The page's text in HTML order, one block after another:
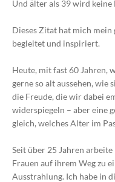
Und älter als 39 wird
Dieses Zitat hat mich mein
begleitet und inspiriert.
Heute, mit fast 60 Jahren,
gerne so alt aussehen, wie
die Freude, die wir dabei
widerspiegeln – aber eine
gleich, welches Alter im
Seit über 25 Jahren
Frauen auf ihrem Weg zu
Ausstrahlung. Ich habe in